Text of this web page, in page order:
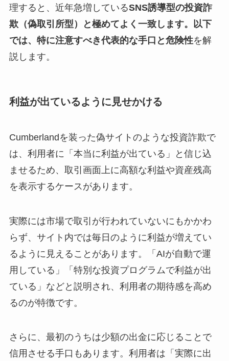
理すると、近年急増しているSNS誘導型の投資詐
欺（偽取引所型）
と極めてよく一致します。以下
では、特に注意すべき代表的な手口と危険性を解
説します。
利益が出ているように見せかける
Cumberlandを装った偽サイトのような投資詐欺で
は、利用者に「本当に利益が出ている」と信じ込
ませるため、取引画面上に高額な利益や資産残高
を表示するケースがあります。
実際には市場で取引が行われていないにもかかわ
らず、サイト内では毎日のように利益が増えてい
るように見えることがあります。「AIが自動で運
用している」「特別な投資プログラムで利益が出
ている」などと説明され、利用者の期待感を高め
るのが特徴です。
さらに、最初のうちは少額の出金に応じることで
信用させる手口もあります。利用者は「実際に出